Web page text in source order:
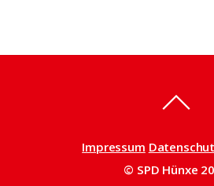
Impressum
© SPD Hünxe